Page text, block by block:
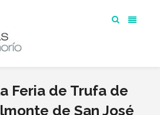
Feria de Trufa de
de San José